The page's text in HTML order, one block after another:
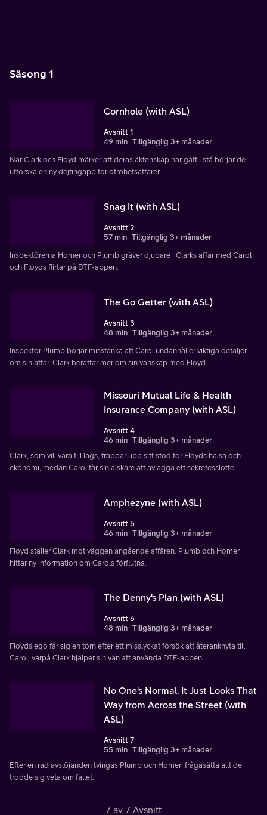
Säsong 1
Cornhole (with ASL)
Avsnitt 1
49 min Tillgänglig 3+ månader
När Clark och Floyd märker att deras äktenskap har gått i stå börjar de
utforska en ny dejtingapp för otrohetsaffärer.
Snag It (with ASL)
Avsnitt 2
57 min Tillgänglig 3+ månader
Inspektörerna Homer och Plumb gräver djupare i Clarks affär med Carol
och Floyds flirtar på DTF-appen.
The Go Getter (with ASL)
Avsnitt 3
48 min Tillgänglig 3+ månader
Inspektör Plumb börjar misstänka att Carol undanhåller viktiga detaljer
om sin affär. Clark berättar mer om sin vänskap med Floyd.
Missouri Mutual Life & Health
Insurance Company (with ASL)
Avsnitt 4
46 min Tillgänglig 3+ månader
Clark, som vill vara till lags, trappar upp sitt stöd för Floyds hälsa och
ekonomi, medan Carol får sin älskare att avlägga ett sekretesslöfte.
Amphezyne (with ASL)
Avsnitt 5
46 min Tillgänglig 3+ månader
Floyd ställer Clark mot väggen angående affären. Plumb och Homer
hittar ny information om Carols förflutna.
The Denny's Plan (with ASL)
Avsnitt 6
48 min Tillgänglig 3+ månader
Floyds ego får sig en törn efter ett misslyckat försök att återanknyta till
Carol, varpå Clark hjälper sin vän att använda DTF-appen.
No One's Normal. It Just Looks That
Way from Across the Street (with
ASL)
Avsnitt 7
55 min Tillgänglig 3+ månader
Efter en rad avslöjanden tvingas Plumb och Homer ifrågasätta allt de
trodde sig veta om fallet.
7 av 7 Avsnitt